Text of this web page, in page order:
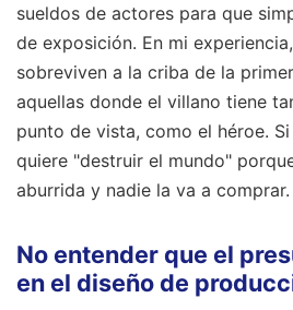
sueldos de actores para que
de exposición. En mi
sobreviven a la criba de la
aquellas donde el villano tiene
punto de vista, como el héroe.
quiere "destruir el mundo"
aburrida y nadie la va a comprar.
No entender que el
en el diseño de